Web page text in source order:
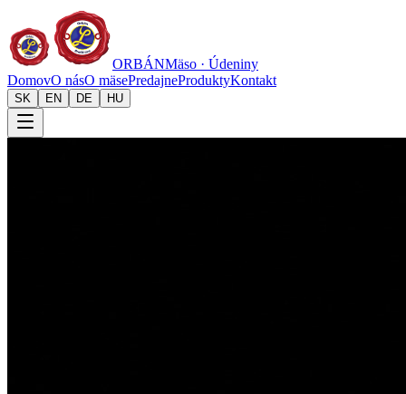
ORBÁNMäso · Údeniny
DomovO násO mäsePredajneProduktyKontakt
SK EN DE HU